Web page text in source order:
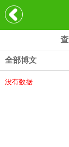
全部博文
没有数据